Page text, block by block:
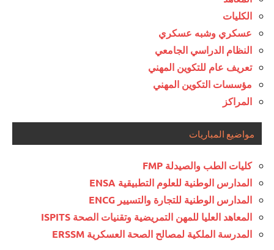
الكليات
عسكري وشبه عسكري
النظام الدراسي الجامعي
تعريف عام للتكوين المهني
مؤسسات التكوين المهني
المراكز
مواضيع المباريات
كليات الطب والصيدلة FMP
المدارس الوطنية للعلوم التطبيقية ENSA
المدارس الوطنية للتجارة والتسيير ENCG
المعاهد العليا للمهن التمريضية وتقنيات الصحة ISPITS
المدرسة الملكية لمصالح الصحة العسكرية ERSSM